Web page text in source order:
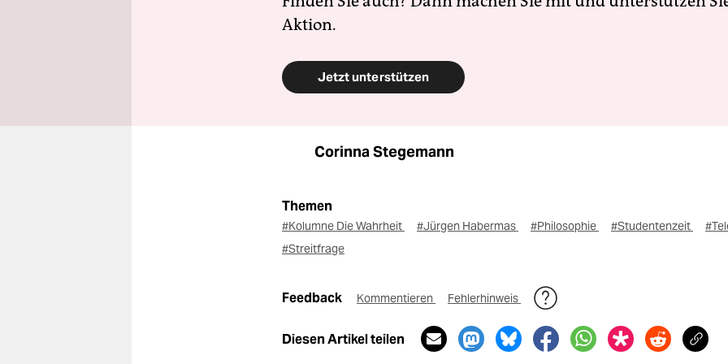
Aktion.
Jetzt unterstützen
Corinna Stegemann
Themen
#Kolumne Die Wahrheit #Jürgen Habermas #Philosophie #Studentenzeit
#Streitfrage
Feedback Kommentieren Fehlerhinweis
Diesen Artikel teilen